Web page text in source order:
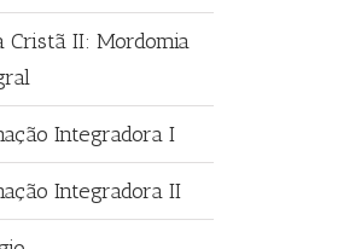
Cristã II: Mordomia
Integradora I
Integradora II